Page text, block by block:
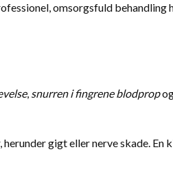
omsorgsfuld behandling
, snurren i fingrene blodprop
gigt eller nerve skade. En